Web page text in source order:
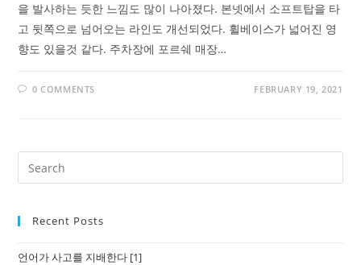
을 발사하는 듯한 느낌도 많이 나아졌다. 본넷에서 소프트탑을 타
고 뒷쪽으로 넘어오는 라인도 개선되었다. 휠베이스가 넓어진 영
향도 있을것 같다. 주차장에 포르쉐 매장…
0 COMMENTS FEBRUARY 19, 2021
Recent Posts
언어가 사고를 지배한다 [1]